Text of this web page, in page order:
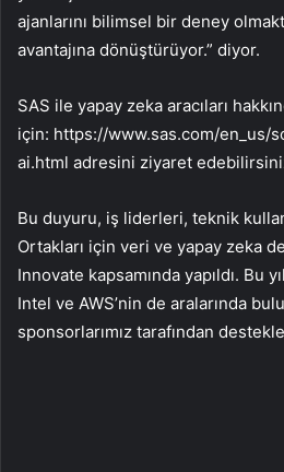
ajanlarını bilimsel bir deney
avantajına dönüştürüyor.” diyor.
SAS ile yapay zeka aracıları
için: https://www.sas.com/en_us/
ai.html adresini ziyaret
Bu duyuru, iş liderleri, teknik
Ortakları için veri ve yapay zeka
Innovate kapsamında yapıldı. Bu
Intel ve AWS’nin de aralarında
sponsorlarımız tarafından